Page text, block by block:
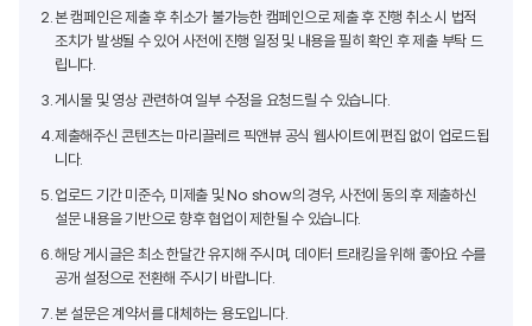
2.본 캠페인은 제출 후 취소가 불가능한 캠페인으로 제출 후 진행 취소 시 법적
조치가 발생될 수 있어 사전에 진행 일정 및 내용을 필히 확인 후 제출 부탁 드
립니다.
3.게시물 및 영상 관련하여 일부 수정을 요청드릴 수 있습니다.
4.제출해주신 콘텐츠는 마리끌레르 픽앤뷰 공식 웹사이트에 편집 없이 업로드됩
니다.
5.업로드 기간 미준수, 미제출 및 No show의 경우, 사전에 동의 후 제출하신
설문 내용을 기반으로 향후 협업이 제한될 수 있습니다.
6.해당 게시글은 최소 한달간 유지해 주시며, 데이터 트래킹을 위해 좋아요 수를
공개 설정으로 전환해 주시기 바랍니다.
7.본 설문은 계약서를 대체하는 용도입니다.